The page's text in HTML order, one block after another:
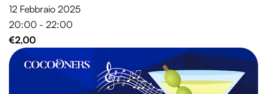
12 Febbraio 2025
20:00 - 22:00
€2,00